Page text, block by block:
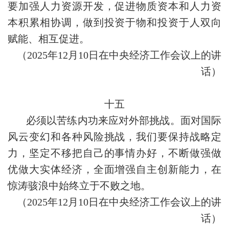
要加强人力资源开发，促进物质资本和人力资
本积累相协调，做到投资于物和投资于人双向
赋能、相互促进。
（2025年12月10日在中央经济工作会议上的讲
话）
十五
必须以苦练内功来应对外部挑战。面对国际
风云变幻和各种风险挑战，我们要保持战略定
力，坚定不移把自己的事情办好，不断做强做
优做大实体经济，全面增强自主创新能力，在
惊涛骇浪中始终立于不败之地。
（2025年12月10日在中央经济工作会议上的讲
话）